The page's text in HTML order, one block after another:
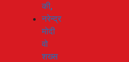
की,
नरेन्द्र
मोदी
वो
शख्स